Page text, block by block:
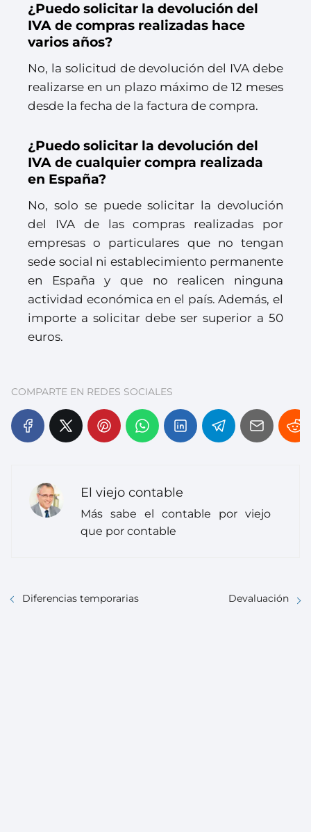
¿Puedo solicitar la devolución del
IVA de compras realizadas hace
varios años?
No, la solicitud de devolución del IVA debe
realizarse en un plazo máximo de 12 meses
desde la fecha de la factura de compra.
¿Puedo solicitar la devolución del
IVA de cualquier compra realizada
en España?
No, solo se puede solicitar la devolución
del IVA de las compras realizadas por
empresas o particulares que no tengan
sede social ni establecimiento permanente
en España y que no realicen ninguna
actividad económica en el país. Además, el
importe a solicitar debe ser superior a 50
euros.
COMPARTE EN REDES SOCIALES
El viejo contable
Más sabe el contable por viejo
que por contable
Diferencias temporarias Devaluación